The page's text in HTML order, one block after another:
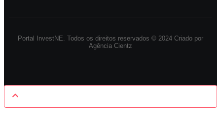
Portal InvestNE. Todos os direitos reservados © 2024 Criado por
Agência Cientz